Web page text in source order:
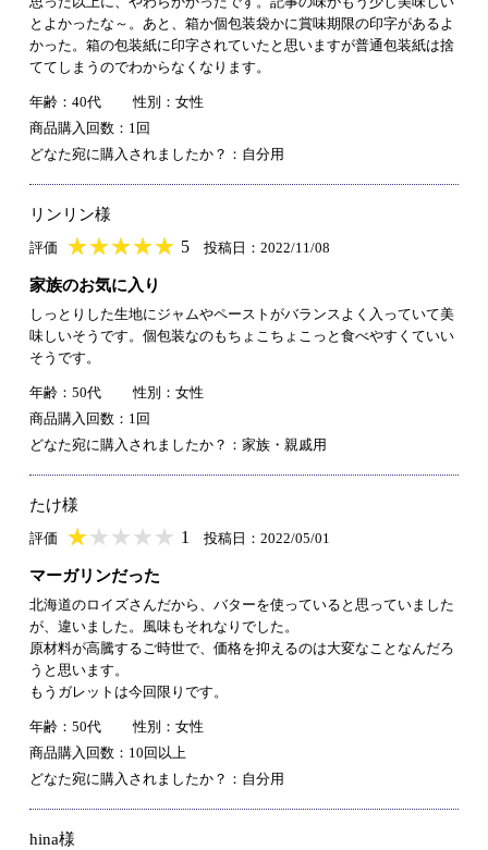
とよかったな～。あと、箱か個包装袋かに賞味期限の印字があるよ
かった。箱の包装紙に印字されていたと思いますが普通包装紙は捨
ててしまうのでわからなくなります。
年齢：40代
性別：女性
商品購入回数：1回
どなた宛に購入されましたか？：自分用
リンリン様
評価 ★★★★★
★★★★★ 5 投稿日：2022/11/08
家族のお気に入り
しっとりした生地にジャムやペーストがバランスよく入っていて美
味しいそうです。個包装なのもちょこちょこっと食べやすくていい
そうです。
年齢：50代
性別：女性
商品購入回数：1回
どなた宛に購入されましたか？：家族・親戚用
たけ様
評価 ★★★★★
★★★★★ 1 投稿日：2022/05/01
マーガリンだった
北海道のロイズさんだから、バターを使っていると思っていました
が、違いました。風味もそれなりでした。
原材料が高騰するご時世で、価格を抑えるのは大変なことなんだろ
うと思います。
もうガレットは今回限りです。
年齢：50代
性別：女性
商品購入回数：10回以上
どなた宛に購入されましたか？：自分用
hina様